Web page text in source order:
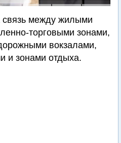
связь между жилыми
торговыми зонами,
вокзалами,
и зонами отдыха.